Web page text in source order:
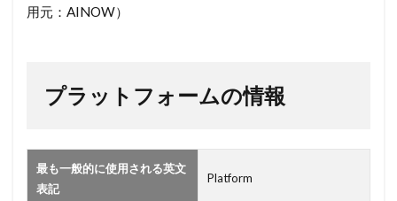
2
ト
ム
の
用元：AINOW）
プラットフォームの情報
最も一般的に使用される英文
表記
Platform